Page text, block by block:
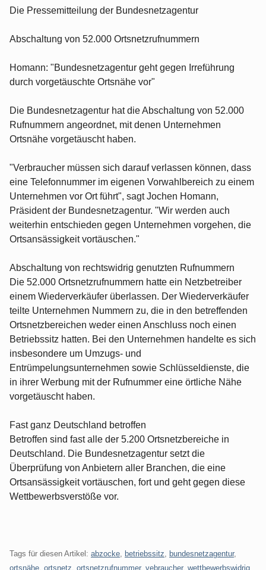
Die Pressemitteilung der Bundesnetzagentur
Abschaltung von 52.000 Ortsnetzrufnummern
Homann: "Bundesnetzagentur geht gegen Irreführung
durch vorgetäuschte Ortsnähe vor"
Die Bundesnetzagentur hat die Abschaltung von 52.000
Rufnummern angeordnet, mit denen Unternehmen
Ortsnähe vorgetäuscht haben.
"Verbraucher müssen sich darauf verlassen können, dass
eine Telefonnummer im eigenen Vorwahlbereich zu einem
Unternehmen vor Ort führt", sagt Jochen Homann,
Präsident der Bundesnetzagentur. "Wir werden auch
weiterhin entschieden gegen Unternehmen vorgehen, die
Ortsansässigkeit vortäuschen."
Abschaltung von rechtswidrig genutzten Rufnummern
Die 52.000 Ortsnetzrufnummern hatte ein Netzbetreiber
einem Wiederverkäufer überlassen. Der Wiederverkäufer
teilte Unternehmen Nummern zu, die in den betreffenden
Ortsnetzbereichen weder einen Anschluss noch einen
Betriebssitz hatten. Bei den Unternehmen handelte es sich
insbesondere um Umzugs- und
Entrümpelungsunternehmen sowie Schlüsseldienste, die
in ihrer Werbung mit der Rufnummer eine örtliche Nähe
vorgetäuscht haben.
Fast ganz Deutschland betroffen
Betroffen sind fast alle der 5.200 Ortsnetzbereiche in
Deutschland. Die Bundesnetzagentur setzt die
Überprüfung von Anbietern aller Branchen, die eine
Ortsansässigkeit vortäuschen, fort und geht gegen diese
Wettbewerbsverstöße vor.
Tags für diesen Artikel: abzocke betriebssitz bundesnetzagentur,
ortsnähe ortsnetz ortsnetzrufnummer, vebraucher, wettbewerbswidrig